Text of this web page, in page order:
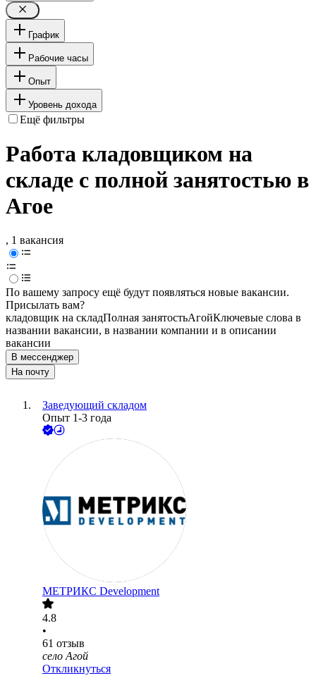
График
Рабочие часы
Опыт
Уровень дохода
Ещё фильтры
Работа кладовщиком на
складе с полной занятостью в
Агое
, 1 вакансия
По вашему запросу ещё будут появляться новые вакансии.
Присылать вам?
кладовщик на складПолная занятостьАгойКлючевые слова в
названии вакансии, в названии компании и в описании
вакансии
В мессенджер
На почту
Заведующий складом
Опыт 1-3 года
МЕТРИКС Development
4.8
•
61 отзыв
село Агой
Откликнуться